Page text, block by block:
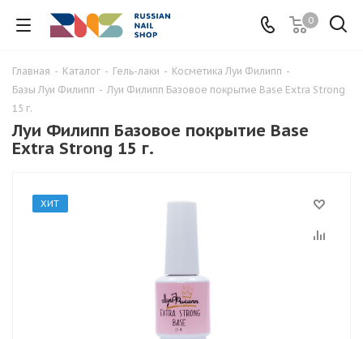
0
Главная - Каталог - Гель-лаки - Косметика Луи Филипп -
Базы Луи Филипп - Луи Филипп Базовое покрытие Base Extra Strong
15 г.
Луи Филипп Базовое покрытие Base
Extra Strong 15 г.
ХИТ